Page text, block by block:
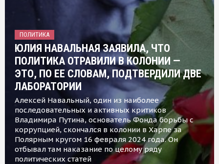
ПОЛИТИКА
ЮЛИЯ НАВАЛЬНАЯ ЗАЯВИЛА, ЧТО
ПОЛИТИКА ОТРАВИЛИ В КОЛОНИИ —
ЭТО, ПО ЕЕ СЛОВАМ, ПОДТВЕРДИЛИ ДВЕ
ЛАБОРАТОРИИ
Алексей Навальный, один из наиболее
последовательных и активных критиков
Владимира Путина, основатель Фонда борьбы с
коррупцией, скончался в колонии в Харпе за
Полярным кругом 16 февраля 2024 года. Он
отбывал там наказание по целому ряду
политических статей